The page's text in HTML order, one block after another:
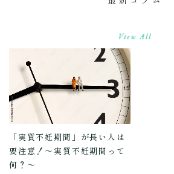
View All
「実質不妊期間」が長い人は
要注意！～実質不妊期間って
何？～